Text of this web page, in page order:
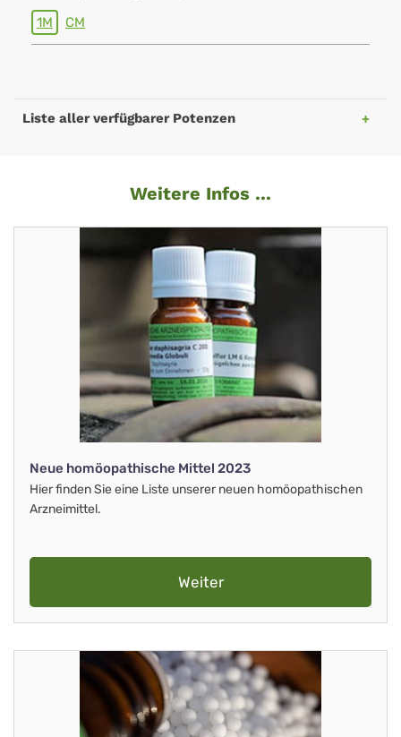
1M CM
Liste aller verfügbarer Potenzen
Weitere Infos ...
Neue homöopathische Mittel 2023
Hier finden Sie eine Liste unserer neuen homöopathischen
Arzneimittel.
Weiter